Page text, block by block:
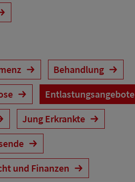
Behandlung
Entlastungsangebote
Jung Erkrankte
und Finanzen